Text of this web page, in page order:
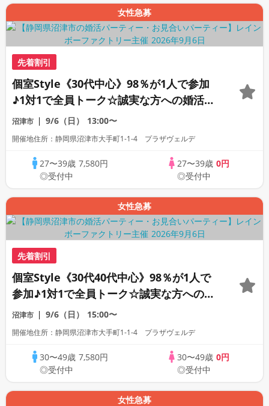
女性急募
先着割引
個室Style《30代中心》98％が1人で参加
♪1対1で全員トーク☆誠実な方への婚活パ
ーティー
沼津市 9/6（日） 13:00〜
開催地住所：静岡県沼津市大手町1-1-4 プラザヴェルデ
27〜39歳 7,580円
◎受付中
27〜39歳 0円
◎受付中
女性急募
先着割引
個室Style《30代40代中心》98％が1人で
参加♪1対1で全員トーク☆誠実な方への婚
活パーティー
沼津市 9/6（日） 15:00〜
開催地住所：静岡県沼津市大手町1-1-4 プラザヴェルデ
30〜49歳 7,580円
◎受付中
30〜49歳 0円
◎受付中
女性急募